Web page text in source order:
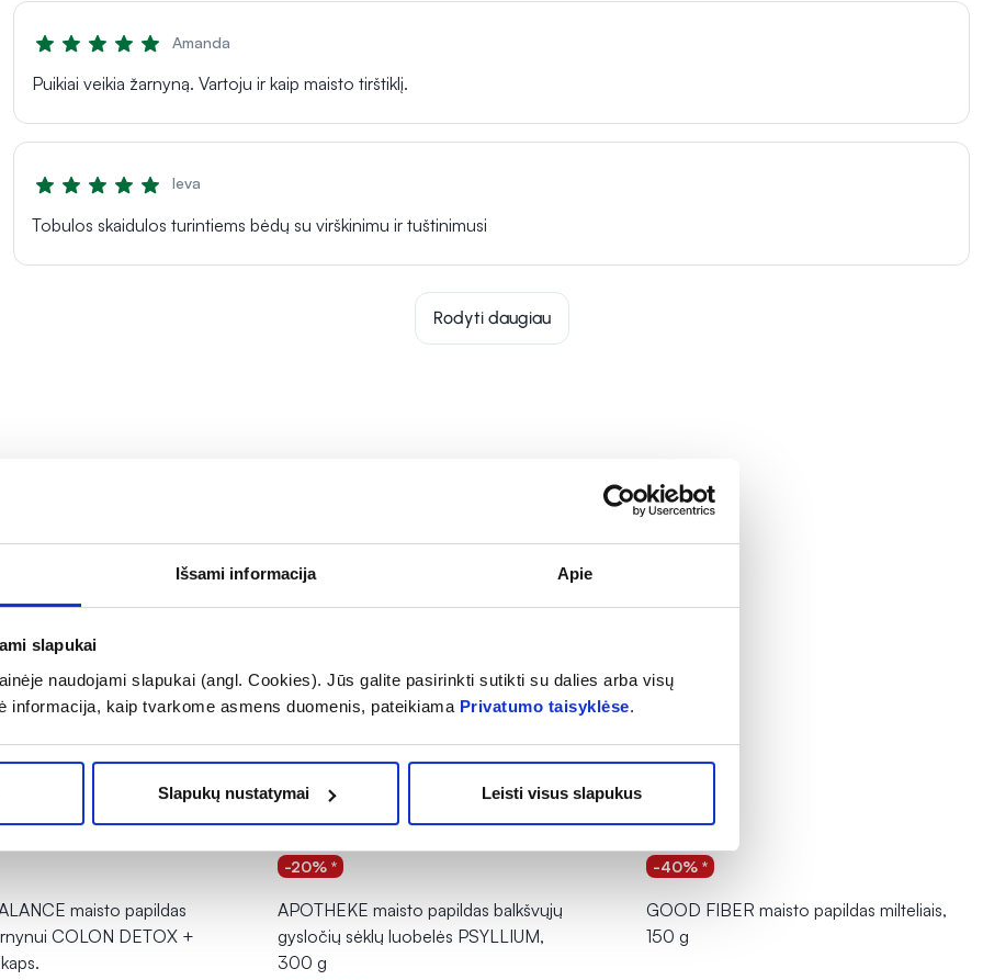
Išsami informacija Apie
slapukai
naudojami slapukai (angl. Cookies). Jūs galite pasirinkti sutikti su dalies arba visų
informacija, kaip tvarkome asmens duomenis, pateikiama Privatumo taisyklėse.
Slapukų nustatymai Leisti visus slapukus
Amanda
Puikiai veikia žarnyną. Vartoju ir kaip maisto tirštiklį.
Ieva
Tobulos skaidulos turintiems bėdų su virškinimu ir tuštinimusi
Rodyti daugiau
maisto papildas
COLON DETOX +
Tik internete
-20% *
APOTHEKE maisto papildas balkšvųjų
gysločių sėklų luobelės PSYLLIUM,
300 g
-40% *
GOOD FIBER maisto papildas milteliais,
150 g